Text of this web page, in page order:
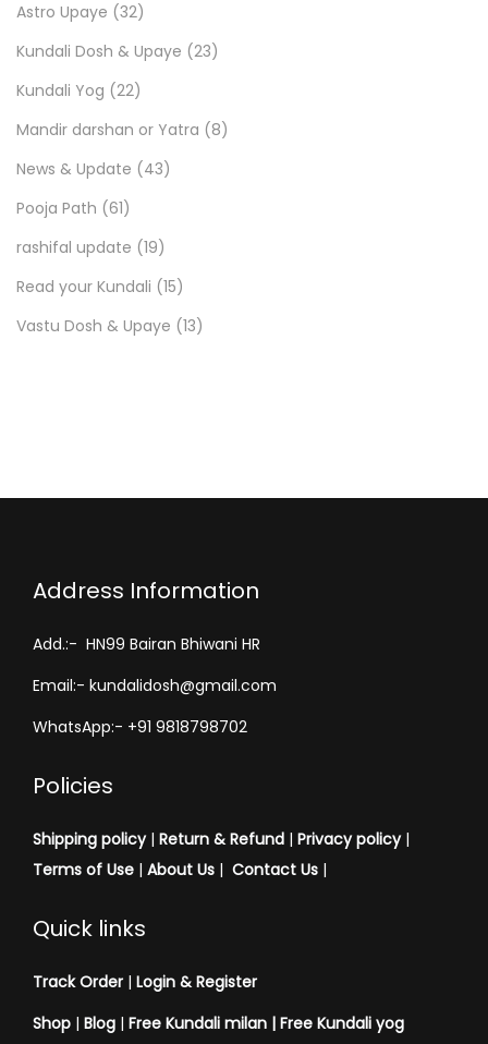
Astro Upaye (32)
Kundali Dosh & Upaye (23)
Kundali Yog (22)
Mandir darshan or Yatra (8)
News & Update (43)
Pooja Path (61)
rashifal update (19)
Read your Kundali (15)
Vastu Dosh & Upaye (13)
Address Information
Add.:- HN99 Bairan Bhiwani HR
Email:- kundalidosh@gmail.com
WhatsApp:- +91 9818798702
Policies
Shipping policy| Return & Refund | Privacy policy|
Terms of Use | About Us | Contact Us |
Quick links
Track Order | Login & Register
Shop | Blog | Free Kundali milan | Free Kundali yog